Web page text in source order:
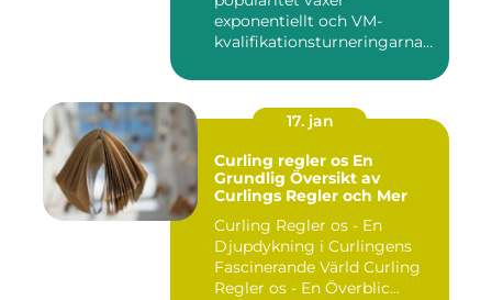
exponentiellt och VM-
kvalifikationsturneringarna
17. jan
Curling regler os En
Grundlig Översikt av
Curlings Regler och Mer
Curling Regler os - En
Djupdykning i Curlingens
Fascinerande Värld Curling
Regler os - En Överblic...